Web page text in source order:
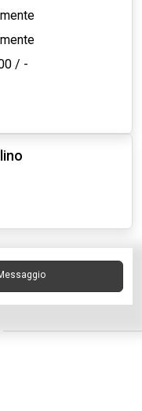
/ -